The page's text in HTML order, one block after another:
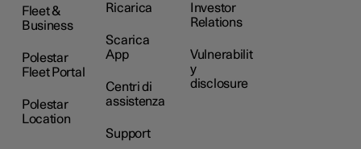
Fleet &
Business
Polestar
Fleet Portal
Polestar
Location
Ricarica
Scarica
App
Centri di
assistenza
Support
Investor
Relations
Vulnerabilit
y
disclosure